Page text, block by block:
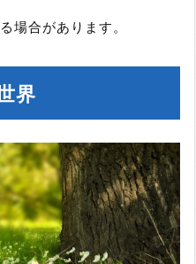
場合があります。
界